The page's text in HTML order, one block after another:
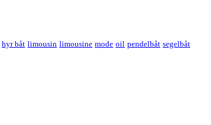
hyr båt limousin limousine mode oil pendelbåt segelbåt